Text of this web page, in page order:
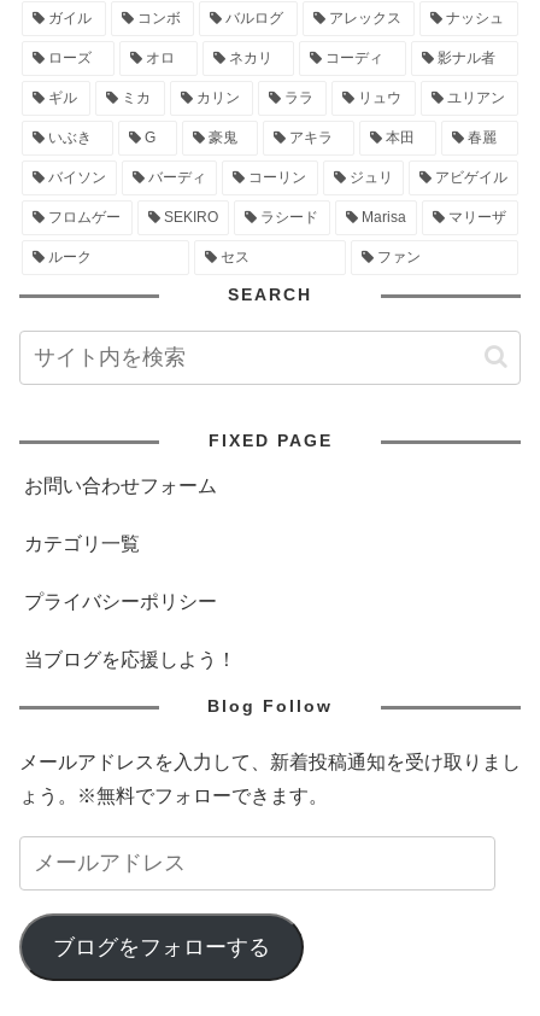
ガイル コンボ バルログ アレックス ナッシュ
ローズ オロ ネカリ コーディ 影ナル者
ギル ミカ カリン ララ リュウ ユリアン
いぶき G 豪鬼 アキラ 本田 春麗
バイソン バーディ コーリン ジュリ アビゲイル
フロムゲー SEKIRO ラシード Marisa マリーザ
ルーク セス ファン
SEARCH
FIXED PAGE
お問い合わせフォーム
カテゴリ一覧
プライバシーポリシー
当ブログを応援しよう！
Blog Follow
メールアドレスを入力して、新着投稿通知を受け取りまし
ょう。※無料でフォローできます。
ブログをフォローする